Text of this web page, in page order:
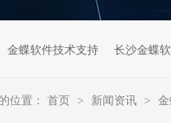
金蝶软件技术支持 长沙金蝶
位置： 首页 > 新闻资讯 >